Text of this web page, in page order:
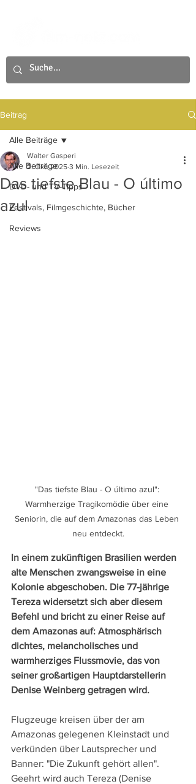
Beitrag
Alle Beiträge
DVD- und TV-Tipps
Festivals, Filmgeschichte, Bücher
Reviews
Alle Beiträge
Das tiefste Blau - O último
azul
Walter Gasperi
2. Okt. 2025 3 Min. Lesezeit
"Das tiefste Blau - O último azul":
Warmherzige Tragikomödie über eine
Seniorin, die auf dem Amazonas das Leben
neu entdeckt.
In einem zukünftigen Brasilien werden
alte Menschen zwangsweise in eine
Kolonie abgeschoben. Die 77-jährige
Tereza widersetzt sich aber diesem
Befehl und bricht zu einer Reise auf
dem Amazonas auf: Atmosphärisch
dichtes, melancholisches und
warmherziges Flussmovie, das von
seiner großartigen Hauptdarstellerin
Denise Weinberg getragen wird.
Flugzeuge kreisen über der am
Amazonas gelegenen Kleinstadt und
verkünden über Lautsprecher und
Banner: "Die Zukunft gehört allen".
Geehrt wird auch Tereza (Denise